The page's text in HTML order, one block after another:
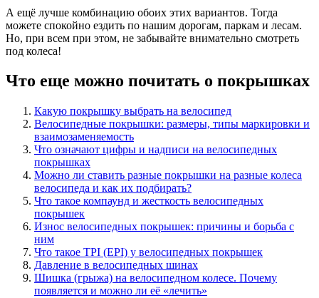
А ещё лучше комбинацию обоих этих вариантов. Тогда
можете спокойно ездить по нашим дорогам, паркам и лесам.
Но, при всем при этом, не забывайте внимательно смотреть
под колеса!
Что еще можно почитать о покрышках
Какую покрышку выбрать на велосипед
Велосипедные покрышки: размеры, типы маркировки и
взаимозаменяемость
Что означают цифры и надписи на велосипедных
покрышках
Можно ли ставить разные покрышки на разные колеса
велосипеда и как их подбирать?
Что такое компаунд и жесткость велосипедных
покрышек
Износ велосипедных покрышек: причины и борьба с
ним
Что такое TPI (EPI) у велосипедных покрышек
Давление в велосипедных шинах
Шишка (грыжа) на велосипедном колесе. Почему
появляется и можно ли её «лечить»